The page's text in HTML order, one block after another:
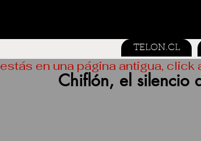
TELON.CL
Chiflón, el silencio
estás en una página antigua,